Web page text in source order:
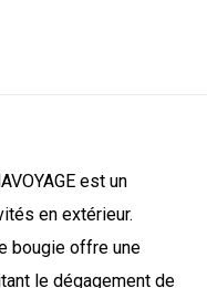
est un
en extérieur.
bougie offre une
le dégagement de